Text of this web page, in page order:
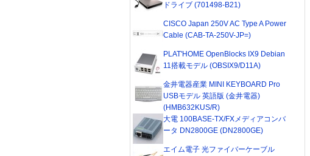
ドライブ (701498-B21)
CISCO Japan 250V AC Type A Power
Cable (CAB-TA-250V-JP=)
PLAT'HOME OpenBlocks IX9 Debian
11搭載モデル (OBSIX9/D11A)
金井電器産業 MINI KEYBOARD Pro
USBモデル 英語版 (金井電器)
(HMB632KUS/R)
大電 100BASE-TX/FXメディアコンバ
ータ DN2800GE (DN2800GE)
エイム電子 光ファイバーケーブル